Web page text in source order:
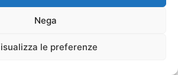
Nega
le preferenze